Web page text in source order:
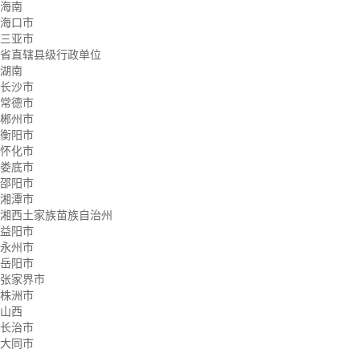
海南
海口市
三亚市
省直辖县级行政单位
湖南
长沙市
常德市
郴州市
衡阳市
怀化市
娄底市
邵阳市
湘潭市
湘西土家族苗族自治州
益阳市
永州市
岳阳市
张家界市
株洲市
山西
长治市
大同市